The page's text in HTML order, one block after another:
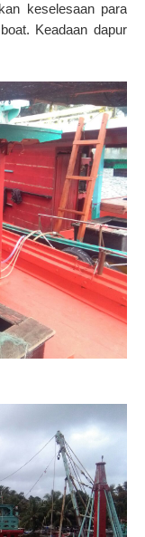
keselesaan para
Keadaan dapur